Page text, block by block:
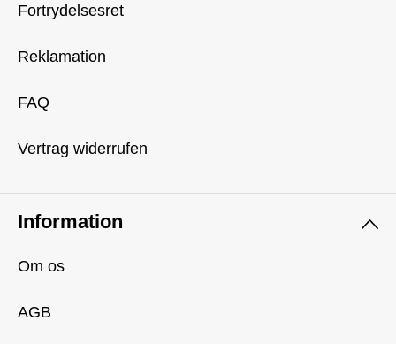
Fortrydelsesret
Reklamation
FAQ
Vertrag widerrufen
Information
Om os
AGB